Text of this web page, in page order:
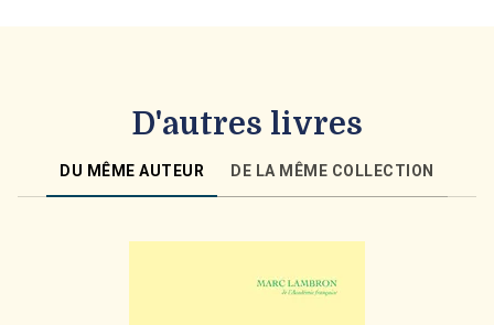
D'autres livres
DU MÊME AUTEUR DE LA MÊME COLLECTION